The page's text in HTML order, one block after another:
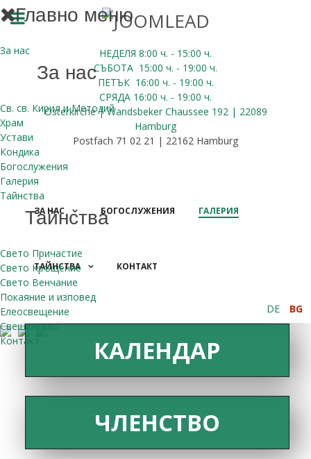
НЕДЕЛЯ 8:00 ч. - 15:00 ч.
СЪБОТА 15:00 ч. - 19:00 ч.
ПЕТЪК 16:00 ч. - 19:00 ч.
СРЯДА 16:00 ч. - 19:00 ч.
Osterkirche | Wandsbeker Chaussee 192 | 22089
Hamburg
Postfach 71 02 21 | 22162 Hamburg
Главно меню
За нас
За нас
Св. св. Кирил и Методий
Храм
Устави
Кондика
Богослужения
Галерия
Тайнства
Тайнства
Свето Причастие
Свето Кръщение
Свето Венчание
Покаяние и изповед
Елеосвещение
Свещенство
Контакт
ЗА НАС БОГОСЛУЖЕНИЯ ГАЛЕРИЯ
ТАЙНСТВА КОНТАКТ
DE BG
ДАРЕНИЯ
КАЛЕНДАР
ЧЛЕНСТВО